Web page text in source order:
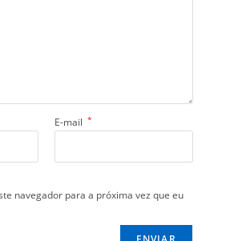
E-mail *
navegador para a próxima vez que eu